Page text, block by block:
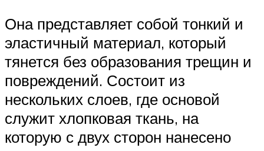
Она представляет собой тонкий и
эластичный материал, который
тянется без образования трещин и
повреждений. Состоит из
нескольких слоев, где основой
служит хлопковая ткань, на
которую с двух сторон нанесено